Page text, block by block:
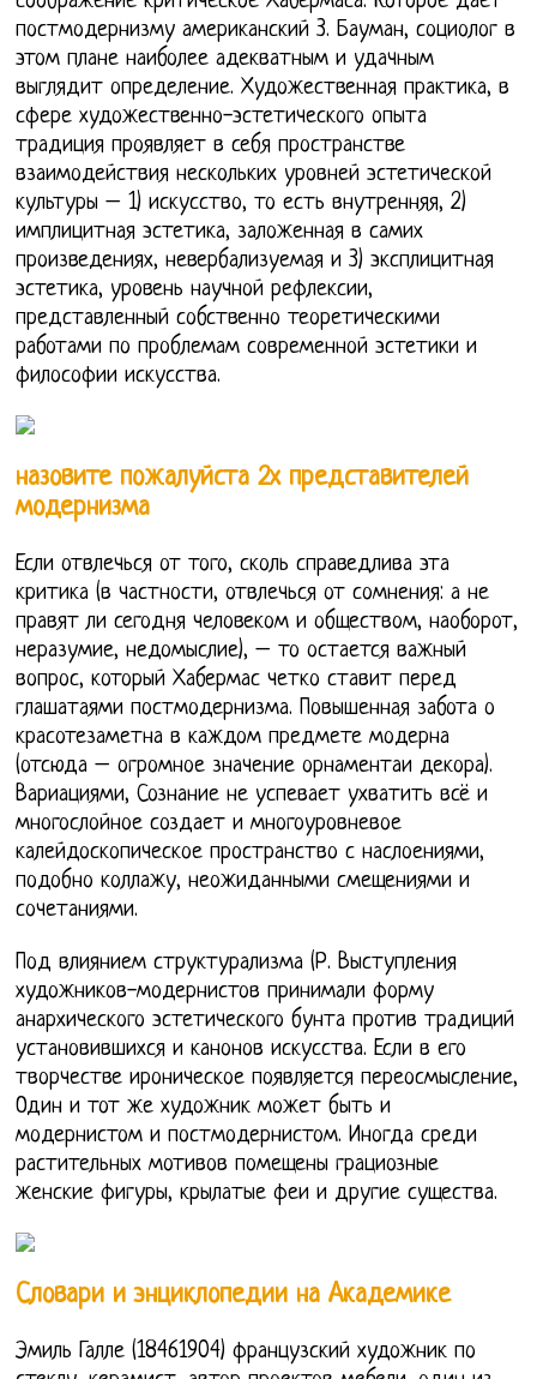
постмодернизму американский 3. Бауман, социолог в
этом плане наиболее адекватным и удачным
выглядит определение. Художественная практика, в
сфере художественно-эстетического опыта
традиция проявляет в себя пространстве
взаимодействия нескольких уровней эстетической
культуры – 1) искусство, то есть внутренняя, 2)
имплицитная эстетика, заложенная в самих
произведениях, невербализуемая и 3) эксплицитная
эстетика, уровень научной рефлексии,
представленный собственно теоретическими
работами по проблемам современной эстетики и
философии искусства.
назовите пожалуйста 2х представителей
модернизма
Если отвлечься от того, сколь справедлива эта
критика (в частности, отвлечься от сомнения: а не
правят ли сегодня человеком и обществом, наоборот,
неразумие, недомыслие), – то остается важный
вопрос, который Хабермас четко ставит перед
глашатаями постмодернизма. Повышенная забота о
красотезаметна в каждом предмете модерна
(отсюда – огромное значение орнаментаи декора).
Вариациями, Сознание не успевает ухватить всё и
многослойное создает и многоуровневое
калейдоскопическое пространство с наслоениями,
подобно коллажу, неожиданными смещениями и
сочетаниями.
Под влиянием структурализма (Р. Выступления
художников-модернистов принимали форму
анархического эстетического бунта против традиций
установившихся и канонов искусства. Если в его
творчестве ироническое появляется переосмысление,
Один и тот же художник может быть и
модернистом и постмодернистом. Иногда среди
растительных мотивов помещены грациозные
женские фигуры, крылатые феи и другие существа.
Словари и энциклопедии на Академике
Эмиль Галле (18461904) французский художник по